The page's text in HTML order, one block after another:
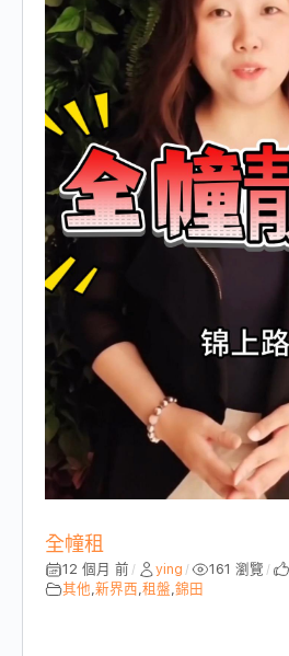
全幢租
12 個月 前 / ying / 161 瀏覽 /
其他 新界西 租盤 錦田